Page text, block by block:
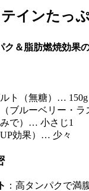
テインたっ
＆脂肪燃焼効果
ト（無糖）… 150g
ブルーベリー・
で）… 小さじ1
効果）… 少々
：高タンパクで満